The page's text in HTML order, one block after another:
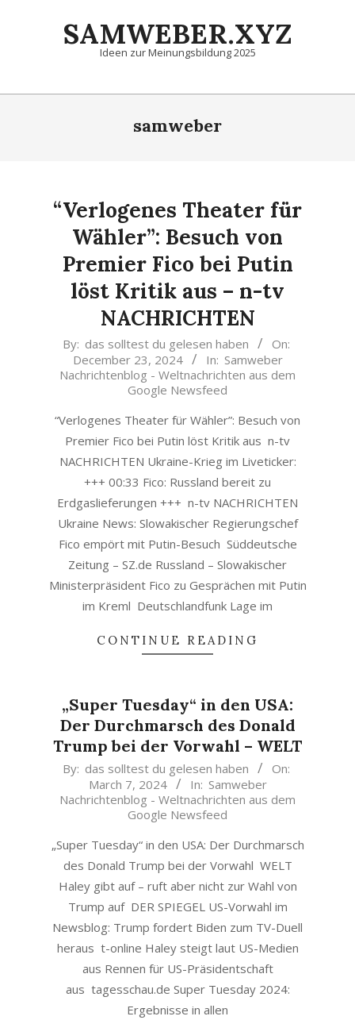
SAMWEBER.XYZ
Ideen zur Meinungsbildung 2025
Primary
samweber
“Verlogenes Theater für
Wähler”: Besuch von
Premier Fico bei Putin
löst Kritik aus – n-tv
NACHRICHTEN
2024-
23
By: das solltest du gelesen haben
On:
December 23, 2024
In: Samweber
Nachrichtenblog - Weltnachrichten aus dem
Google Newsfeed
“Verlogenes Theater für Wähler”: Besuch von
Premier Fico bei Putin löst Kritik aus n-tv
NACHRICHTEN Ukraine-Krieg im Liveticker:
+++ 00:33 Fico: Russland bereit zu
Erdgaslieferungen +++ n-tv NACHRICHTEN
Ukraine News: Slowakischer Regierungschef
Fico empört mit Putin-Besuch Süddeutsche
Zeitung – SZ.de Russland – Slowakischer
Ministerpräsident Fico zu Gesprächen mit Putin
im Kreml Deutschlandfunk Lage im
CONTINUE READING
„Super Tuesday“ in den USA:
Der Durchmarsch des Donald
Trump bei der Vorwahl – WELT
2024-
07
By: das solltest du gelesen haben
On:
March 7, 2024
In: Samweber
Nachrichtenblog - Weltnachrichten aus dem
Google Newsfeed
„Super Tuesday“ in den USA: Der Durchmarsch
des Donald Trump bei der Vorwahl WELT
Haley gibt auf – ruft aber nicht zur Wahl von
Trump auf DER SPIEGEL US-Vorwahl im
Newsblog: Trump fordert Biden zum TV-Duell
heraus t-online Haley steigt laut US-Medien
aus Rennen für US-Präsidentschaft
aus tagesschau.de Super Tuesday 2024:
Ergebnisse in allen